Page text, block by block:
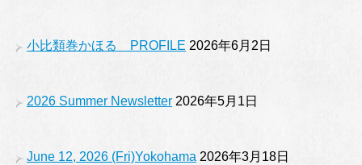
o
k
e
小比類巻かほる PROFILE 2026年6月2日
2026 Summer Newsletter 2026年5月1日
June 12, 2026 (Fri)Yokohama 2026年3月18日